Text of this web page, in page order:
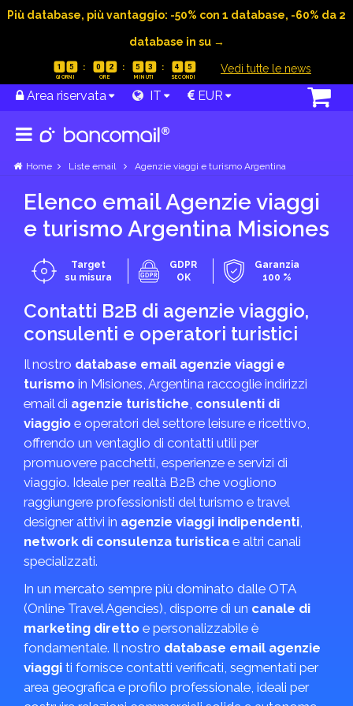
Più database, più vantaggio: -50% con 1 database, -60% da 2
database in su →
1 5 0 2 5 3 4 4 Vedi tutte le news
Area riservata IT EUR
Home Liste email Agenzie viaggi e turismo Argentina
Elenco email Agenzie viaggi
e turismo Argentina Misiones
Target
su misura
GDPR
OK
Garanzia
100 %
Contatti B2B di agenzie viaggio,
consulenti e operatori turistici
Il nostro database email agenzie viaggi e
turismo in Misiones, Argentina raccoglie indirizzi
email di agenzie turistiche, consulenti di
viaggio e operatori del settore leisure e ricettivo,
offrendo un ventaglio di contatti utili per
promuovere pacchetti, esperienze e servizi di
viaggio. Ideale per realtà B2B che vogliono
raggiungere professionisti del turismo e travel
designer attivi in agenzie viaggi indipendenti,
network di consulenza turistica e altri canali
specializzati.
In un mercato sempre più dominato dalle OTA
(Online Travel Agencies), disporre di un canale di
marketing diretto e personalizzabile è
fondamentale. Il nostro database email agenzie
viaggi ti fornisce contatti verificati, segmentati per
area geografica e profilo professionale, ideali per